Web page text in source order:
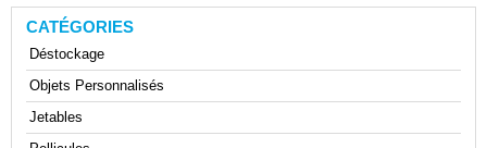
CATÉGORIES
Déstockage
Objets Personnalisés
Jetables